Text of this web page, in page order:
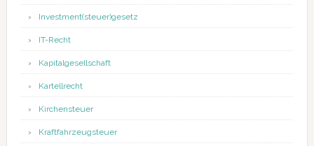
Investment(steuer)gesetz
IT-Recht
Kapitalgesellschaft
Kartellrecht
Kirchensteuer
Kraftfahrzeugsteuer